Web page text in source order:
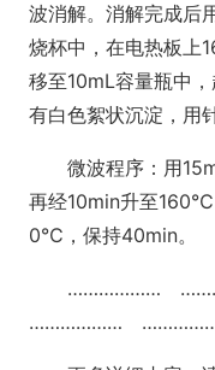
波消解。消解完成后
烧杯中，在电热板
移至10mL容量瓶中
有白色絮状沉淀，用
微波程序：用
再经10min升至160℃
0℃，保持40min。
………………
………………